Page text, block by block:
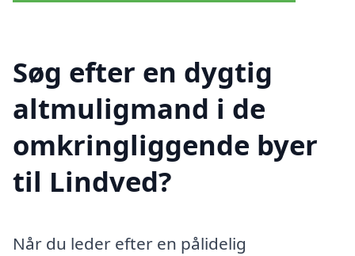
Søg efter en dygtig
altmuligmand i de
omkringliggende byer
til Lindved?
Når du leder efter en pålidelig